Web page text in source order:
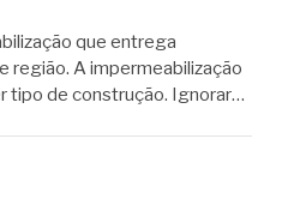
que entrega
região. A impermeabilização
tipo de construção. Ignorar…